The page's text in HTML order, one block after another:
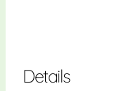
Details